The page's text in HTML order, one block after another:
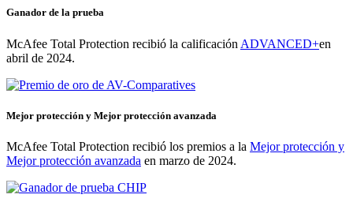
Ganador de la prueba
McAfee Total Protection recibió la calificación ADVANCED+en
abril de 2024.
Mejor protección y Mejor protección avanzada
McAfee Total Protection recibió los premios a la Mejor protección y
Mejor protección avanzada en marzo de 2024.